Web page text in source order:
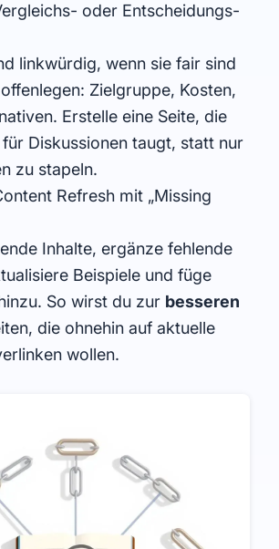
oder Entscheidungs-
linkwürdig, wenn sie fair sind
Zielgruppe, Kosten,
Erstelle eine Seite, die
für Diskussionen taugt, statt nur
zu stapeln.
Refresh mit „Missing
Inhalte, ergänze fehlende
Beispiele und füge
So wirst du zur besseren
die ohnehin auf aktuelle
wollen.